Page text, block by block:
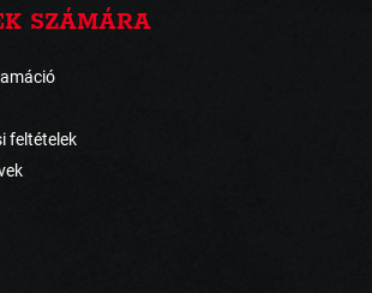
SZÁMÁRA
feltételek